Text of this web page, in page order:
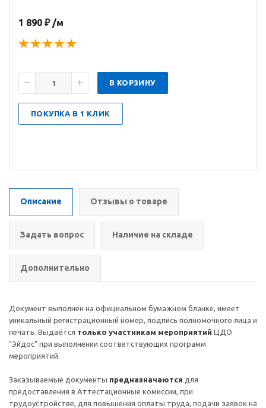
1 890 ₽ /м
В КОРЗИНУ
ПОКУПКА В 1 КЛИК
Описание Отзывы о товаре
Задать вопрос Наличие на складе
Дополнительно
Документ выполнен на официальном бумажном бланке, имеет
уникальный регистрационный номер, подпись полномочного лица и
печать. Выдаётся только участникам мероприятий ЦДО
"Эйдос" при выполнении соответствующих программ
мероприятий.
Заказываемые документы предназначаются для
предоставления в Аттестационные комиссии, при
трудоустройстве, для повышения оплаты труда, подачи заявок на